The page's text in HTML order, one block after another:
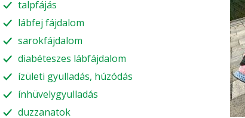
talpfájás
lábfej fájdalom
sarokfájdalom
diabéteszes lábfájdalom
ízületi gyulladás, húzódás
ínhüvelygyulladás
duzzanatok